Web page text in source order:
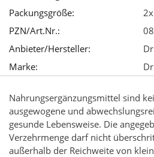
Packungsgröße:
PZN/Art.Nr.:
Anbieter/Hersteller:
Marke:
Nahrungsergänzungsmittel sind
ausgewogene und
gesunde Lebensweise. Die
Verzehrmenge darf nicht
außerhalb der Reichweite von